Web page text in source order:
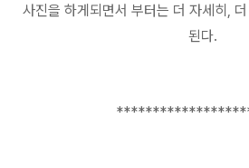
사진을 하게되면서 부터는 더 자세히,
된다.